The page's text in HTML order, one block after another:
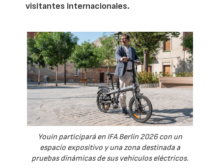
visitantes internacionales.
Youin participará en IFA Berlín 2026 con un
espacio expositivo y una zona destinada a
pruebas dinámicas de sus vehículos eléctricos.